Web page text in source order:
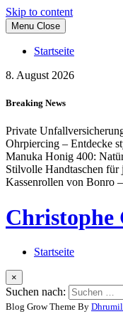
Skip to content
Menu Close
Startseite
8. August 2026
Breaking News
Private
Ohrpiercing – Entdecke
Manuka Honig 400:
Stilvolle Handtaschen für
Kassenrollen von Bonro
Christophe
Startseite
×
Suchen nach:
Blog Grow Theme By